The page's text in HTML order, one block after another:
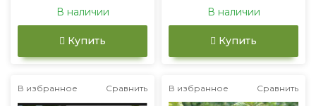
В наличии
Купить
В наличии
Купить
В избранное Сравнить В избранное Сравнить